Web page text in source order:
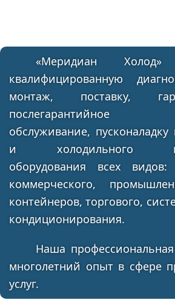
«Меридиан Холод»
квалифицированную
монтаж, поставку,
послегарантийное
обслуживание, пусконаладку
и холодильного
оборудования всех видов:
коммерческого,
контейнеров, торгового,
кондиционирования.
Наша профессиональная
многолетний опыт в сфере
услуг.